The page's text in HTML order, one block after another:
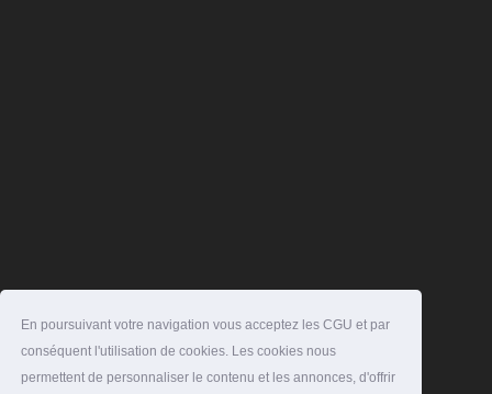
En poursuivant votre navigation vous acceptez les CGU et par
conséquent l'utilisation de cookies. Les cookies nous
permettent de personnaliser le contenu et les annonces, d'offrir